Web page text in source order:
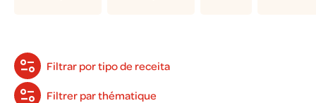
Filtrar por tipo de receita
Filtrer par thématique